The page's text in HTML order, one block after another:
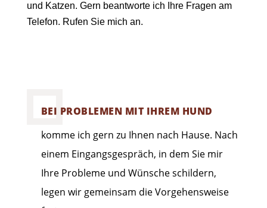
und Katzen. Gern beantworte ich Ihre Fragen am
Telefon. Rufen Sie mich an.
BEI PROBLEMEN MIT IHREM HUND
komme ich gern zu Ihnen nach Hause. Nach
einem Eingangsgespräch, in dem Sie mir
Ihre Probleme und Wünsche schildern,
legen wir gemeinsam die Vorgehensweise